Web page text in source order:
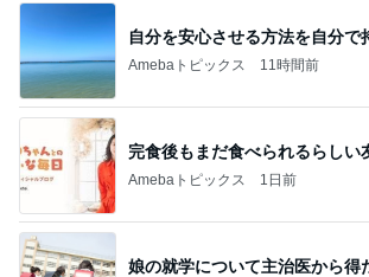
自分を安心させる方法を自分で
Amebaトピックス 11時間前
完食後もまだ食べられるらしい
Amebaトピックス 1日前
娘の就学について主治医から得